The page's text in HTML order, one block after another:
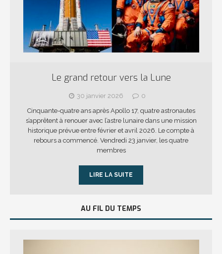
Le grand retour vers la Lune
30 janvier 2026
0
Cinquante-quatre ans après Apollo 17, quatre astronautes
s’apprêtent à renouer avec l’astre lunaire dans une mission
historique prévue entre février et avril 2026. Le compte à
rebours a commencé. Vendredi 23 janvier, les quatre
membres
LIRE LA SUITE
AU FIL DU TEMPS